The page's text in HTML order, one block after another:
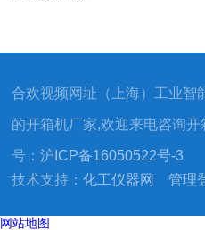
合欢视频网址（上海）工业智
的开箱机厂家,欢迎来电咨询
号：沪ICP备16050522号-3
技术支持：化工仪器网 管理
网站地图